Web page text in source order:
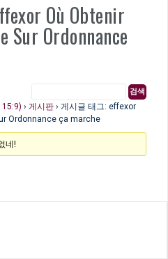
Où Obtenir
Sur Ordonnance
15:9) › 게시판 › 게시글 태그: effexor
Ordonnance ça marche
네!